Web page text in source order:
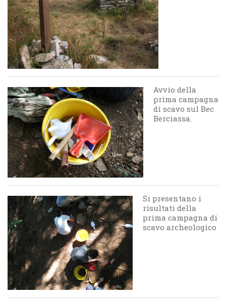
Avvio della
prima campagna
di scavo sul Bec
Berciassa.
Si presentano i
risultati della
prima campagna di
scavo archeologico